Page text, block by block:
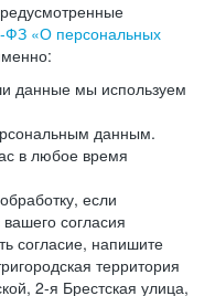
ФЗ «О персональных
данные мы используем
данным.
в любое время
если
согласия
согласие, напишите
территория
2-я Брестская улица,